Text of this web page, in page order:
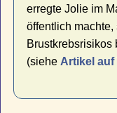
erregte Jolie im
öffentlich
Brustkrebsrisikos
(siehe Artikel